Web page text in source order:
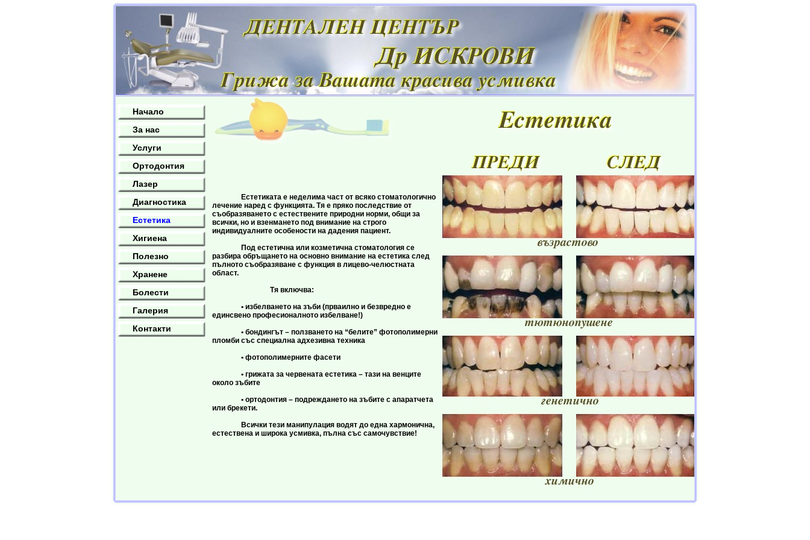
Начало
За нас
Услуги
Ортодонтия
Лазер
Диагностика
Естетика
Хигиена
Полезно
Хранене
Болести
Галерия
Контакти
Естетиката е неделима част от всяко стоматологично
лечение наред с функцията. Тя е пряко последствие от
съобразяването с естествените природни норми, общи за
всички, но и взенмането под внимание на строго
индивидуалните особености на дадения пациент.
Под естетична или козметична стоматология се
разбира обръщането на основно внимание на естетика след
пълното съобразяване с функция в лицево-челюстната
област.
Тя включва:
• избелването на зъби (прваилно и безвредно е
единсвено професионалното избелване!)
• бондингът – ползването на “белите” фотопoлимерни
пломби със специална адхезивна техника
• фотополимерните фасети
• грижата за червената естетика – тази на венците
около зъбите
• ортодонтия – подреждането на зъбите с апаратчета
или брекети.
Всички тези манипулация водят до една хармонична,
естествена и широка усмивка, пълна със самочувствие!